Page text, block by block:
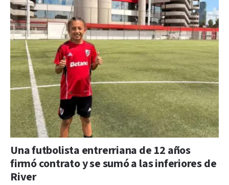
Una futbolista entrerriana de 12 años
firmó contrato y se sumó a las inferiores de
River